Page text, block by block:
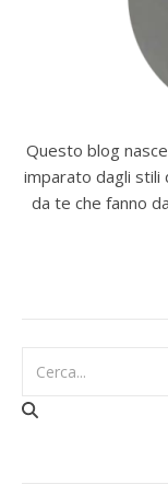
Questo blog
imparato dagli stili
da te che fanno